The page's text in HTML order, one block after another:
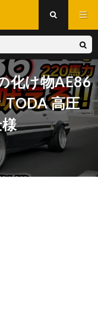
化け物AE86
TODA 高圧